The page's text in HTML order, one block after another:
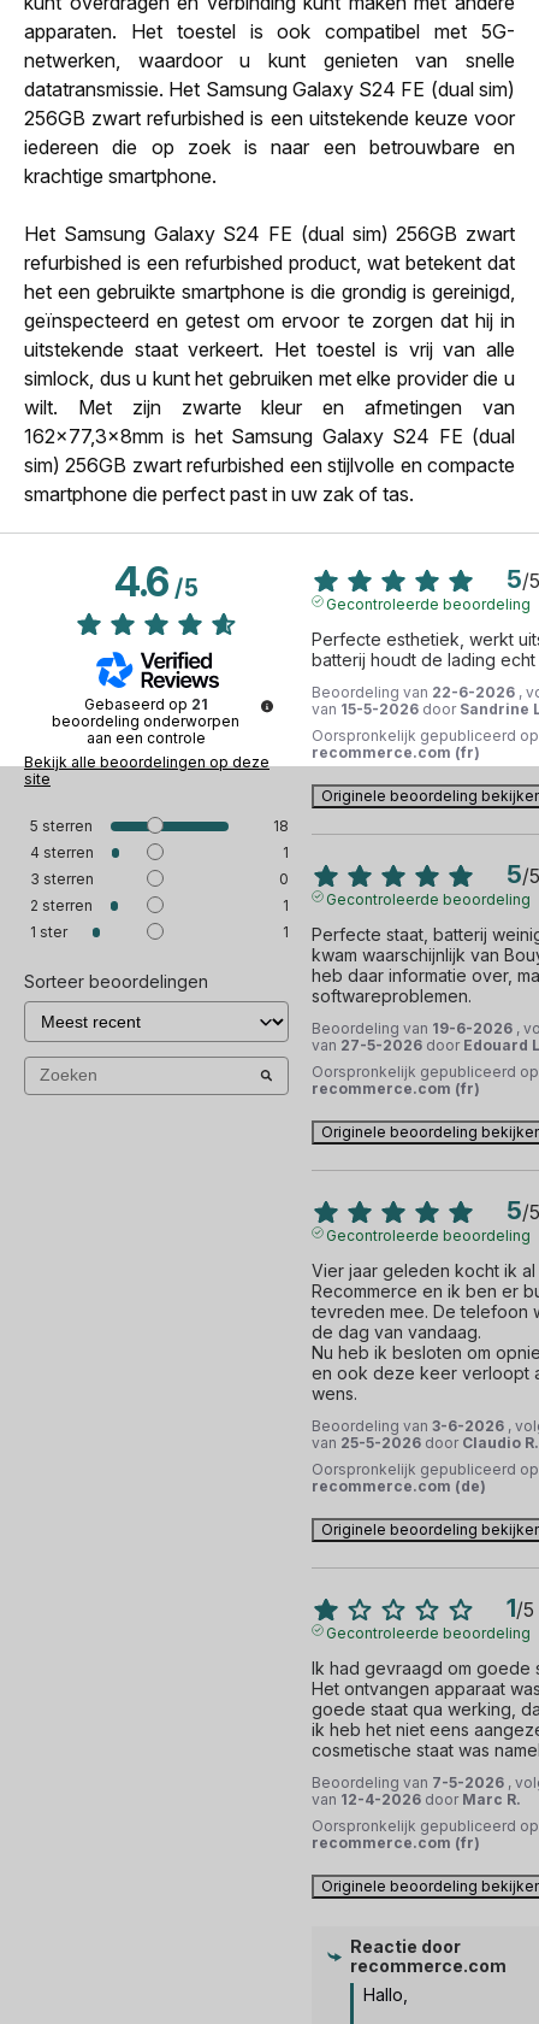
apparaten. Het toestel is ook compatibel met 5G-
netwerken, waardoor u kunt genieten van snelle
datatransmissie. Het Samsung Galaxy S24 FE (dual sim)
256GB zwart refurbished is een uitstekende keuze voor
iedereen die op zoek is naar een betrouwbare en
krachtige smartphone.
Het Samsung Galaxy S24 FE (dual sim) 256GB zwart
refurbished is een refurbished product, wat betekent dat
het een gebruikte smartphone is die grondig is gereinigd,
geïnspecteerd en getest om ervoor te zorgen dat hij in
uitstekende staat verkeert. Het toestel is vrij van alle
simlock, dus u kunt het gebruiken met elke provider die u
wilt. Met zijn zwarte kleur en afmetingen van
162x77,3x8mm is het Samsung Galaxy S24 FE (dual
sim) 256GB zwart refurbished een stijlvolle en compacte
smartphone die perfect past in uw zak of tas.
4.6/5
Gebaseerd op 21
beoordeling onderworpen
aan een controle
Bekijk alle beoordelingen op deze
site
5 sterren
18
4 sterren
1
3 sterren
0
2 sterren
1
1 ster 1
Sorteer beoordelingen
5/5
Gecontroleerde beoordeling
Perfecte esthetiek, werkt
batterij houdt de lading
Beoordeling van 22-6-2026 ,
van 15-5-2026 door Sandrine
Oorspronkelijk gepubliceerd op
recommerce.com (fr)
Originele beoordeling
5/5
Gecontroleerde beoordeling
Perfecte staat, batterij
kwam waarschijnlijk van
heb daar informatie over,
softwareproblemen.
Beoordeling van 19-6-2026 ,
van 27-5-2026 door Edouard
Oorspronkelijk gepubliceerd op
recommerce.com (fr)
Originele beoordeling
5/5
Gecontroleerde beoordeling
Vier jaar geleden kocht ik al
Recommerce en ik ben er
tevreden mee. De telefoon
de dag van vandaag.
Nu heb ik besloten om
en ook deze keer verloopt
wens.
Beoordeling van 3-6-2026 ,
van 25-5-2026 door Claudio R.
Oorspronkelijk gepubliceerd op
recommerce.com (de)
Originele beoordeling
1/5
Gecontroleerde beoordeling
Ik had gevraagd om goede
Het ontvangen apparaat
goede staat qua werking,
ik heb het niet eens
cosmetische staat was
Beoordeling van 7-5-2026 ,
van 12-4-2026 door Marc R.
Oorspronkelijk gepubliceerd op
recommerce.com (fr)
Originele beoordeling
Reactie door
recommerce.com
Hallo,